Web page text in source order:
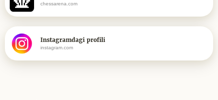
chessarena.com
Instagramdagi profili
instagram.com